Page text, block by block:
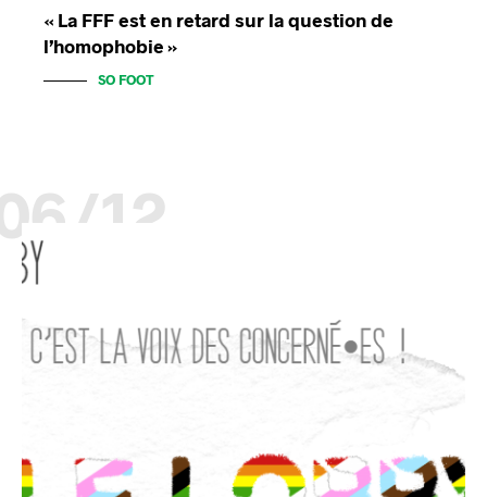
« La FFF est en retard sur la question de
l’homophobie »
SO FOOT
12